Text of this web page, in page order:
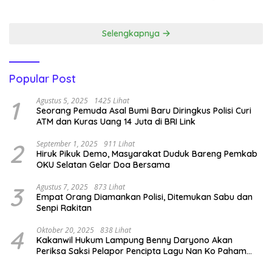
Selengkapnya
Popular Post
1 Agustus 5, 2025 1425 Lihat
Seorang Pemuda Asal Bumi Baru Diringkus Polisi Curi
ATM dan Kuras Uang 14 Juta di BRI Link
2 September 1, 2025 911 Lihat
Hiruk Pikuk Demo, Masyarakat Duduk Bareng Pemkab
OKU Selatan Gelar Doa Bersama
3 Agustus 7, 2025 873 Lihat
Empat Orang Diamankan Polisi, Ditemukan Sabu dan
Senpi Rakitan
4 Oktober 20, 2025 838 Lihat
Kakanwil Hukum Lampung Benny Daryono Akan
Periksa Saksi Pelapor Pencipta Lagu Nan Ko Paham